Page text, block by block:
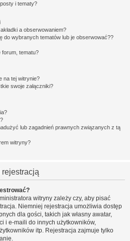
i tematy?
a obserwowaniem?
do wybranych tematów lub je obserwować??
forum, tematu?
na tej witrynie?
swoje załączniki?
lub zagadnień prawnych związanych z tą
witryny?
witryny zależy czy, aby pisać
Niemniej rejestracja umożliwia dostęp
dla gości, takich jak własny awatar,
i e-maili do innych użytkowników,
itp. Rejestracja zajmuje tylko